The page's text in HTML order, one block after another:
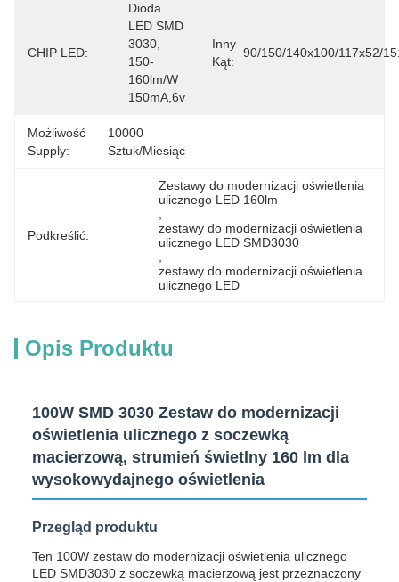
CHIP LED:
Dioda
LED SMD
3030,
150-
160lm/w
150mA,6v
Inny
Kąt:
90/150/140x100/117x52/
Możliwość
Supply:
10000
Sztuk/miesiąc
Podkreślić:
Zestawy do modernizacji oświetlenia
ulicznego LED 160lm
zestawy do modernizacji oświetlenia
ulicznego LED SMD3030
zestawy do modernizacji oświetlenia
ulicznego LED
Opis Produktu
100W SMD 3030 Zestaw do modernizacji
oświetlenia ulicznego z soczewką
macierzową, strumień świetlny 160 lm dla
wysokowydajnego oświetlenia
Przegląd produktu
Ten 100W zestaw do modernizacji oświetlenia ulicznego
LED SMD3030 z soczewką macierzową jest przeznaczony